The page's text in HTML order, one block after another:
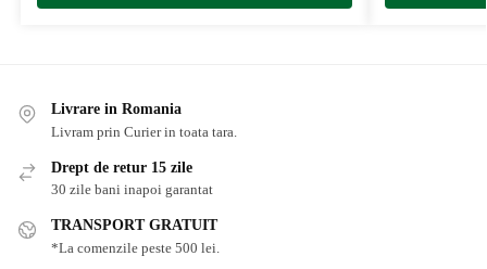
Livrare in Romania
Livram prin Curier in toata tara.
Drept de retur 15 zile
30 zile bani inapoi garantat
TRANSPORT GRATUIT
*La comenzile peste 500 lei.